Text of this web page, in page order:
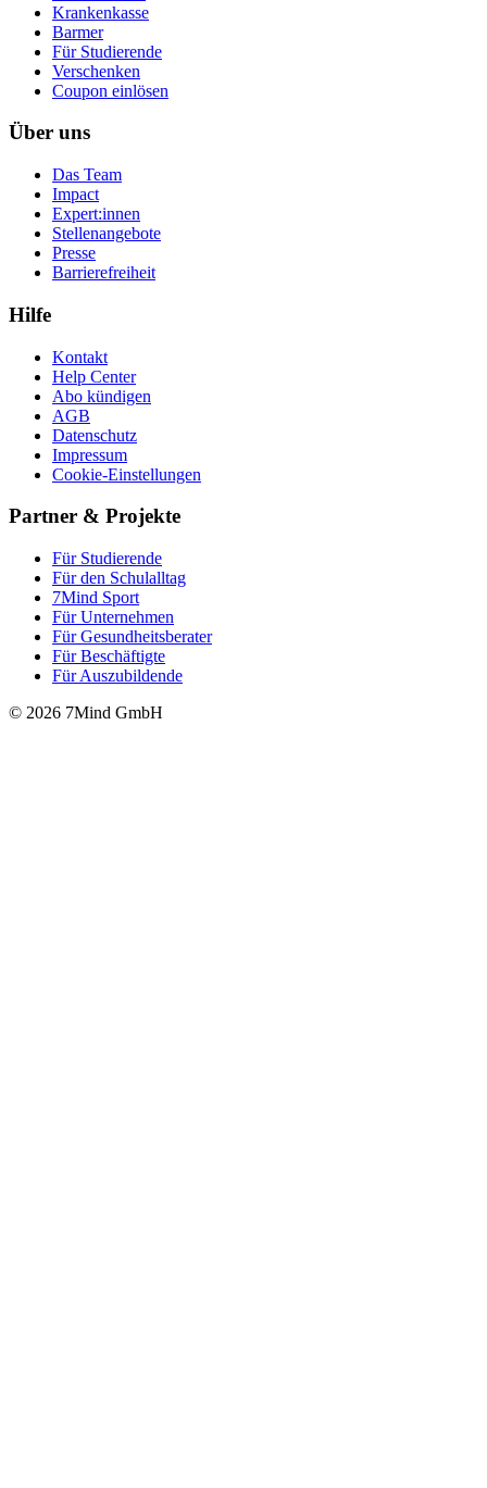
Krankenkasse
Barmer
Für Studierende
Ver­schen­ken
Coupon einlösen
Über uns
Das Team
Impact
Expert:innen
Stellenangebote
Presse
Barrierefreiheit
Hilfe
Kontakt
Help Center
Abo kündigen
AGB
Datenschutz
Impressum
Cookie-Einstellungen
Partner & Projekte
Für Stu­die­rende
Für den Schulalltag
7Mind Sport
Für Unter­neh­men
Für Gesund­heits­be­ra­ter
Für Beschäftigte
Für Auszubildende
© 2026 7Mind GmbH